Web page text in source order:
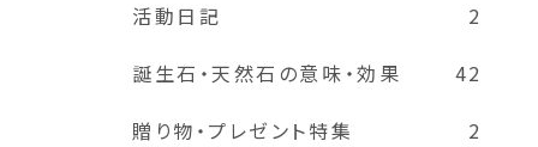
活動日記
2
誕生石・天然石の意味・効果
42
贈り物・プレゼント特集
2